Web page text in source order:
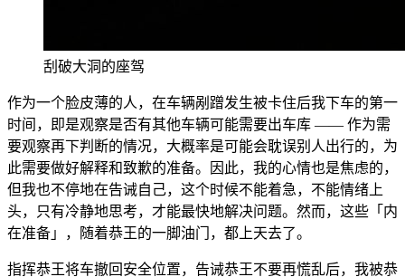
刮破大洞的座驾
作为一个脸皮薄的人，在车辆剐蹭发生被卡住后我下车的第一
时间，即是观察是否有其他车辆可能需要出车库 —— 作为需
要观察再下判断的情况，大概率是可能会耽误别人出行的，为
此需要做好解释和致歉的准备。因此，我的心情也是焦虑的，
但我也不停地在告诫自己，这个时候不能着急，不能情绪上
头，只有冷静地思考，才能最快地解决问题。然而，这些「内
在准备」，随着恭王的一脚油门，都上天去了。
指挥恭王将车撤回安全位置，告诫恭王不要再慌乱后，我被恭